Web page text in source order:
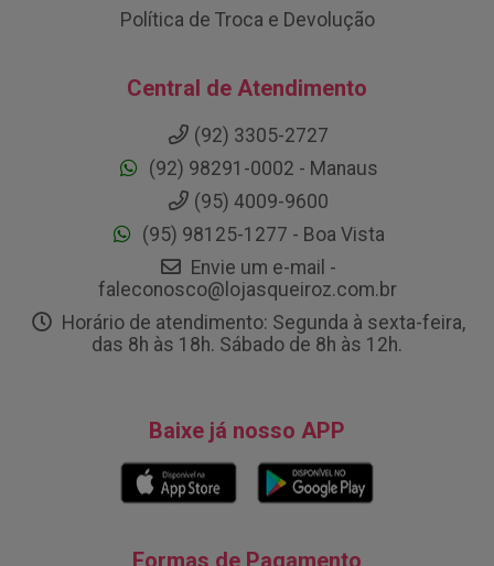
Política de Troca e Devolução
Central de Atendimento
(92) 3305-2727
(92) 98291-0002 - Manaus
(95) 4009-9600
(95) 98125-1277 - Boa Vista
Envie um e-mail -
faleconosco@lojasqueiroz.com.br
Horário de atendimento: Segunda à sexta-feira,
das 8h às 18h. Sábado de 8h às 12h.
Baixe já nosso APP
Formas de Pagamento